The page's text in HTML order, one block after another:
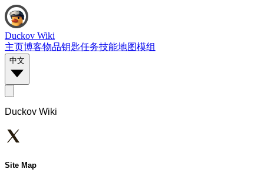
Duckov Wiki
主页博客物品钥匙任务技能地图模组
中文
Duckov Wiki
Site Map